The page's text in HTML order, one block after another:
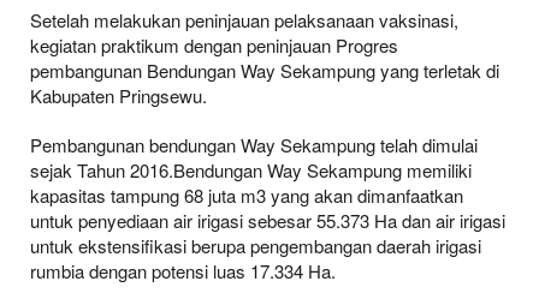
Setelah melakukan peninjauan pelaksanaan vaksinasi,
kegiatan praktikum dengan peninjauan Progres
pembangunan Bendungan Way Sekampung yang terletak di
Kabupaten Pringsewu.
Pembangunan bendungan Way Sekampung telah dimulai
sejak Tahun 2016.Bendungan Way Sekampung memiliki
kapasitas tampung 68 juta m3 yang akan dimanfaatkan
untuk penyediaan air irigasi sebesar 55.373 Ha dan air irigasi
untuk ekstensifikasi berupa pengembangan daerah irigasi
rumbia dengan potensi luas 17.334 Ha.